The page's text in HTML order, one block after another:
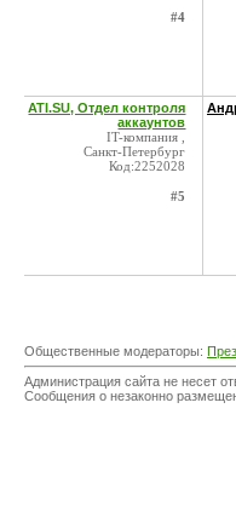
#4
ATI.SU, Отдел контроля
аккаунтов
IT-компания ,
Санкт-Петербург
Код:2252028
#5
Общественные модераторы:
Администрация сайта не несет
Сообщения о незаконно